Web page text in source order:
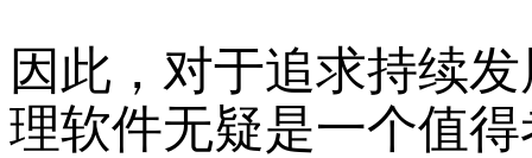
因此，对于追求持续
理软件无疑是一个值